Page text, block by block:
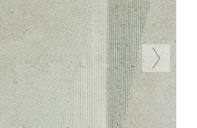
Next